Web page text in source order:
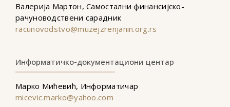
Валерија Мартон, Самостални финансијско-
рачуноводствени сарадник
racunovodstvo@muzejzrenjanin.org.rs
Информатичко-документациони центар
Марко Мићевић, Информатичар
micevic.marko@yahoo.com